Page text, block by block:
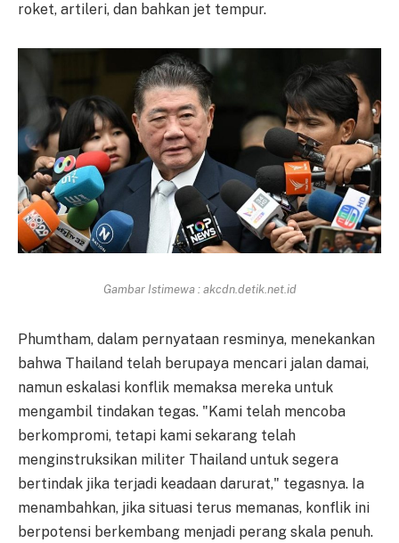
roket, artileri, dan bahkan jet tempur.
Gambar Istimewa : akcdn.detik.net.id
Phumtham, dalam pernyataan resminya, menekankan
bahwa Thailand telah berupaya mencari jalan damai,
namun eskalasi konflik memaksa mereka untuk
mengambil tindakan tegas. "Kami telah mencoba
berkompromi, tetapi kami sekarang telah
menginstruksikan militer Thailand untuk segera
bertindak jika terjadi keadaan darurat," tegasnya. Ia
menambahkan, jika situasi terus memanas, konflik ini
berpotensi berkembang menjadi perang skala penuh.